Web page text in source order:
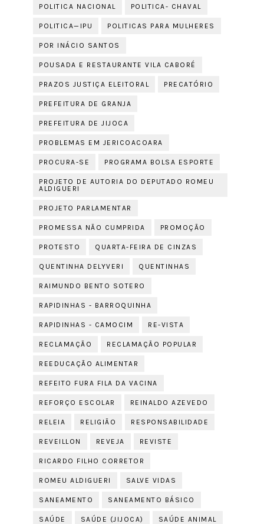
POLITICA NACIONAL POLITICA- CHAVAL
POLITICA—IPU POLITICAS PARA MULHERES
POR INÁCIO SANTOS
POUSADA E RESTAURANTE VILA CABORÉ
PRAZOS JUSTIÇA ELEITORAL PRECATÓRIO
PREFEITURA DE GRANJA
PREFEITURA DE JIJOCA
PROBLEMAS EM JERICOACOARA
PROCURA-SE PROGRAMA BOLSA ESPORTE
PROJETO DE AUTORIA DO DEPUTADO ROMEU
ALDIGUERI
PROJETO PARLAMENTAR
PROMESSA NÃO CUMPRIDA PROMOÇÃO
PROTESTO QUARTA-FEIRA DE CINZAS
QUENTINHA DELYVERI QUENTINHAS
RAIMUNDO BENTO SOTERO
RAPIDINHAS - BARROQUINHA
RAPIDINHAS - CAMOCIM RE-VISTA
RECLAMAÇÃO RECLAMAÇÃO POPULAR
REEDUCAÇÃO ALIMENTAR
REFEITO FURA FILA DA VACINA
REFORÇO ESCOLAR REINALDO AZEVEDO
RELEIA RELIGIÃO RESPONSABILIDADE
REVEILLON REVEJA REVISTE
RICARDO FILHO CORRETOR
ROMEU ALDIGUERI SALVE VIDAS
SANEAMENTO SANEAMENTO BÁSICO
SAÚDE SAÚDE (JIJOCA) SAÚDE ANIMAL